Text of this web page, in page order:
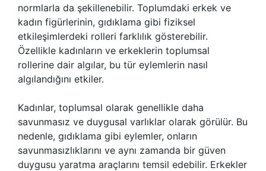
normlarla da şekillenebilir. Toplumdaki erkek ve
kadın figürlerinin, gıdıklama gibi fiziksel
etkileşimlerdeki rolleri farklılık gösterebilir.
Özellikle kadınların ve erkeklerin toplumsal
rollerine dair algılar, bu tür eylemlerin nasıl
algılandığını etkiler.
Kadınlar, toplumsal olarak genellikle daha
savunmasız ve duygusal varlıklar olarak görülür. Bu
nedenle, gıdıklama gibi eylemler, onların
savunmasızlıklarını ve aynı zamanda bir güven
duygusu yaratma araçlarını temsil edebilir. Erkekler